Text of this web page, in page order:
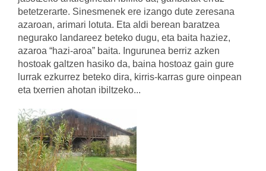
betetzerarte. Sinesmenek ere izango dute zeresana
azaroan, arimari lotuta. Eta aldi berean baratzea
negurako landareez beteko dugu, eta baita haziez,
azaroa “hazi-aroa” baita. Ingurunea berriz azken
hostoak galtzen hasiko da, baina hostoaz gain gure
lurrak ezkurrez beteko dira, kirris-karras gure oinpean
eta txerrien ahotan ibiltzeko...